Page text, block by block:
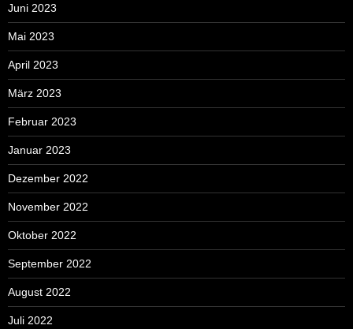
Juni 2023
Mai 2023
April 2023
März 2023
Februar 2023
Januar 2023
Dezember 2022
November 2022
Oktober 2022
September 2022
August 2022
Juli 2022